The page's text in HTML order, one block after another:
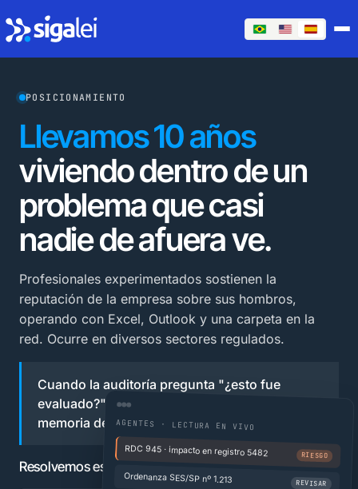
POSICIONAMIENTO
Llevamos 10 años
viviendo dentro de un
problema que casi
nadie de afuera ve.
Profesionales experimentados sostienen la
reputación de la empresa sobre sus hombros,
operando con Excel, Outlook y una carpeta en la
red. Ocurre en diversos sectores regulados.
Cuando la auditoría pregunta "¿esto fue
evaluado?", la respuesta depende de la
memoria de quien estuvo ahí.
Resolvemos este problema de punta a punta.
AGENTES · LECTURA EN VIVO
RDC 945 · impacto en registro 5482 RIESGO
Ordenanza SES/SP nº 1.213 REVISAR